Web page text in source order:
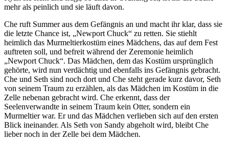
mehr als peinlich und sie läuft davon.
Che ruft Summer aus dem Gefängnis an und macht ihr klar, dass sie
die letzte Chance ist, „Newport Chuck“ zu retten. Sie stiehlt
heimlich das Murmeltierkostüm eines Mädchens, das auf dem Fest
auftreten soll, und befreit während der Zeremonie heimlich
„Newport Chuck“. Das Mädchen, dem das Kostüm ursprünglich
gehörte, wird nun verdächtig und ebenfalls ins Gefängnis gebracht.
Che und Seth sind noch dort und Che steht gerade kurz davor, Seth
von seinem Traum zu erzählen, als das Mädchen im Kostüm in die
Zelle nebenan gebracht wird. Che erkennt, dass der
Seelenverwandte in seinem Traum kein Otter, sondern ein
Murmeltier war. Er und das Mädchen verlieben sich auf den ersten
Blick ineinander. Als Seth von Sandy abgeholt wird, bleibt Che
lieber noch in der Zelle bei dem Mädchen.